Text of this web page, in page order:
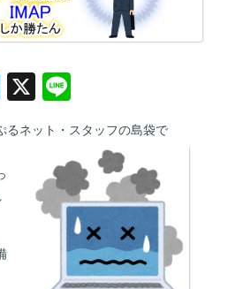
F
c
e
b
o
X
e
るネット・スタッフの島袋で